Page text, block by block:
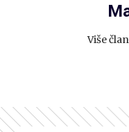
Više